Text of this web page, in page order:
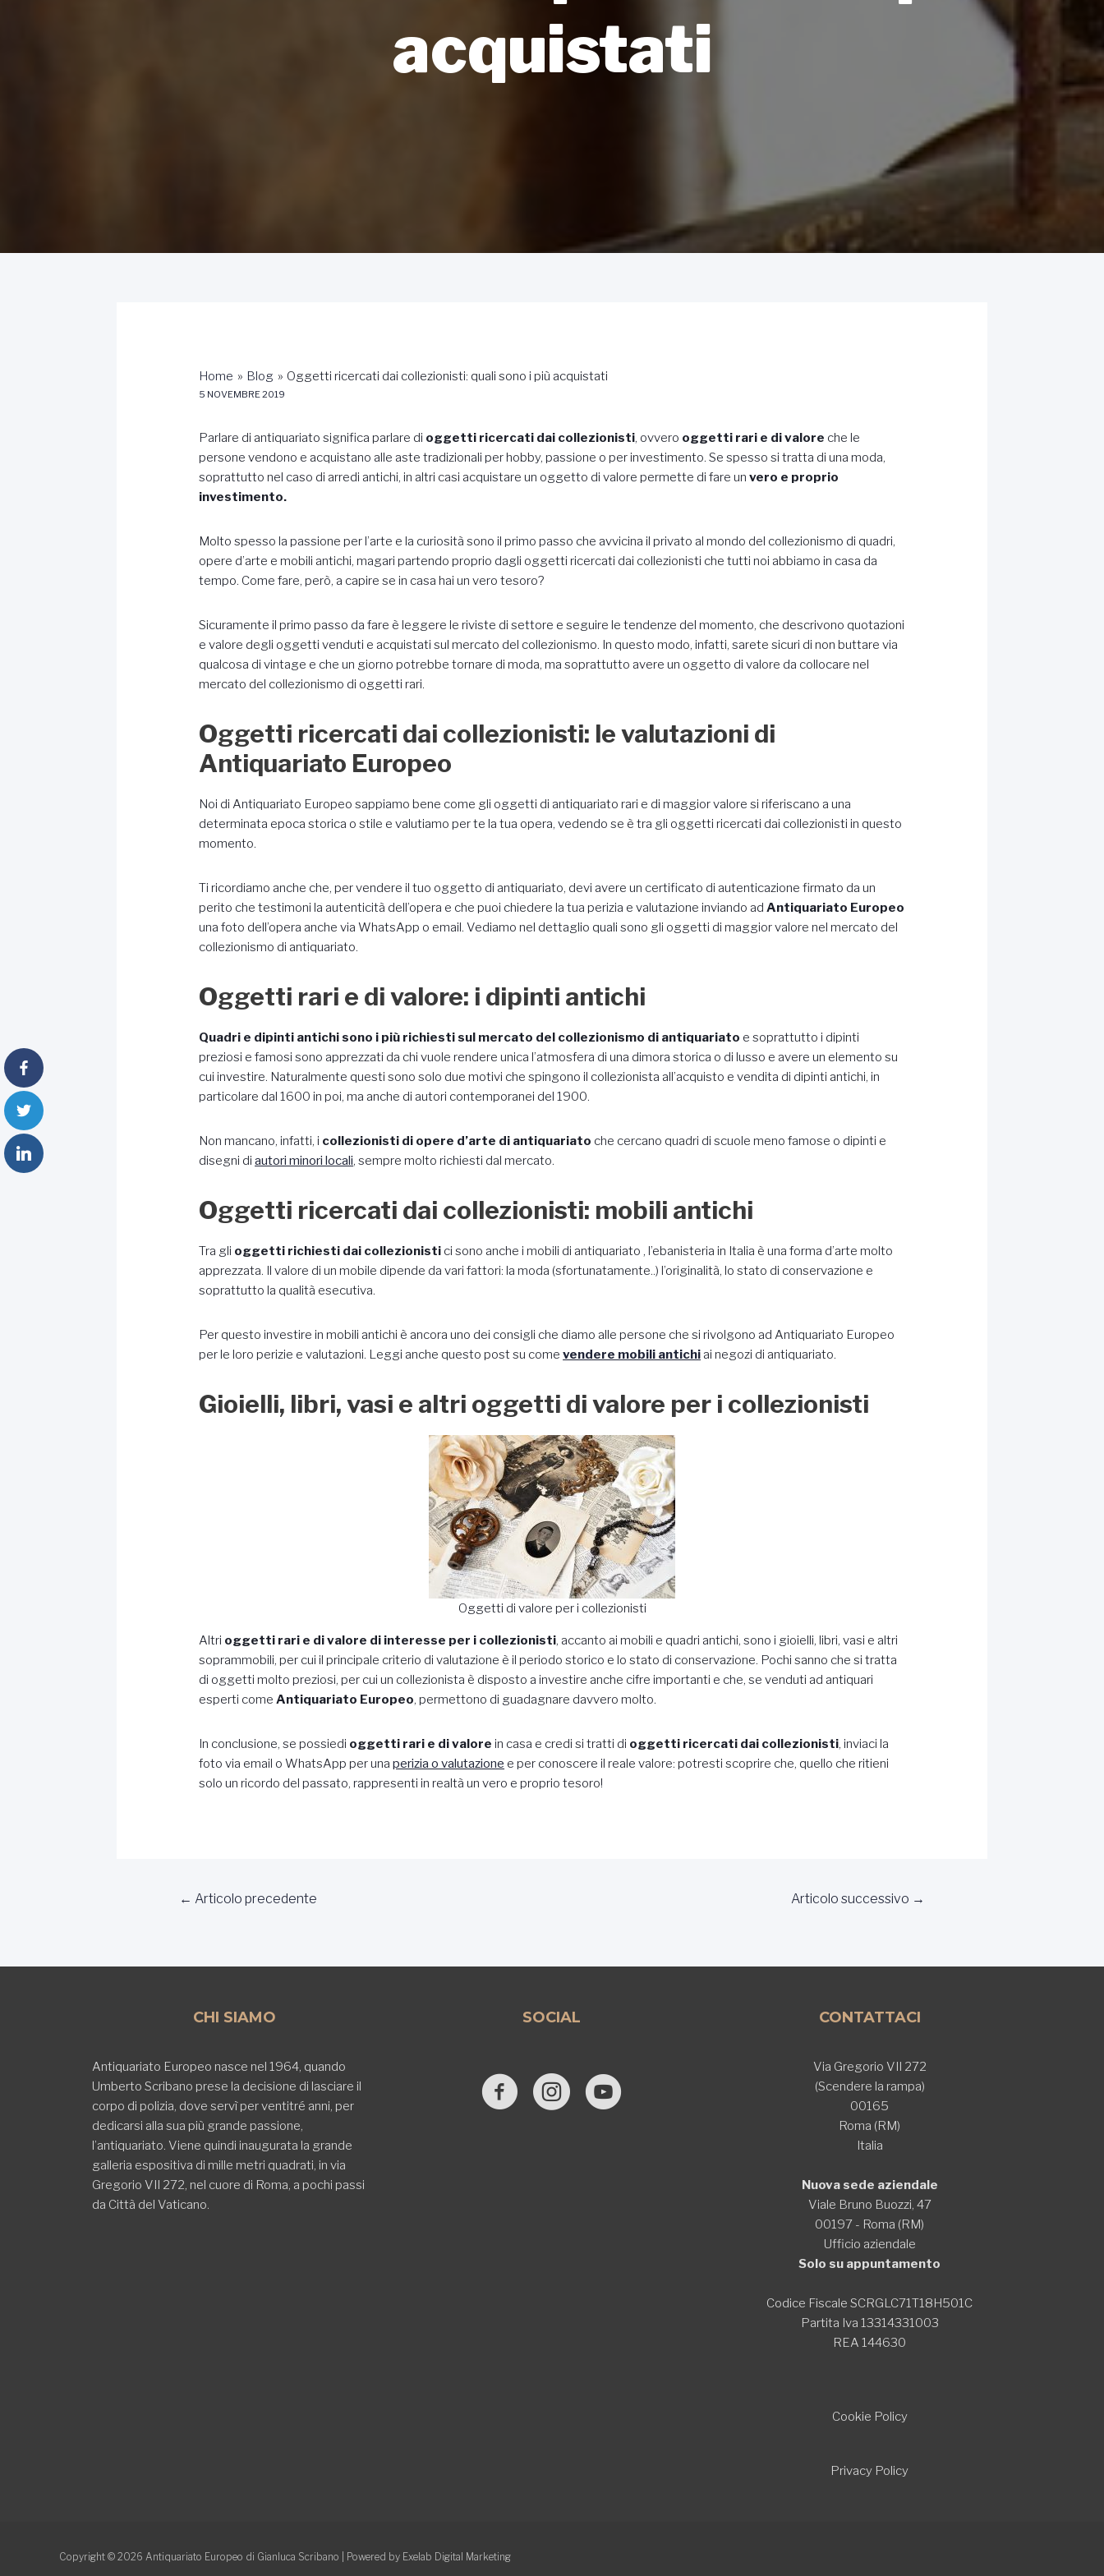
acquistati
Home Blog Oggetti ricercati dai collezionisti: quali sono i più acquistati
5 NOVEMBRE 2019
Parlare di antiquariato significa parlare di oggetti ricercati dai collezionisti, ovvero oggetti rari e di valore che le
persone vendono e acquistano alle aste tradizionali per hobby, passione o per investimento. Se spesso si tratta di una moda,
soprattutto nel caso di arredi antichi, in altri casi acquistare un oggetto di valore permette di fare unvero e proprio
investimento.
Molto spesso la passione per l’arte e la curiosità sono il primo passo che avvicina il privato al mondo del collezionismo di quadri,
opere d’arte e mobili antichi, magari partendo proprio dagli oggetti ricercati dai collezionisti che tutti noi abbiamo in casa da
tempo. Come fare, però, a capire se in casa hai un vero tesoro?
Sicuramente il primo passo da fare è leggere le riviste di settore e seguire le tendenze del momento, che descrivono quotazioni
e valore degli oggetti venduti e acquistati sul mercato del collezionismo. In questo modo, infatti, sarete sicuri di non buttare via
qualcosa di vintage e che un giorno potrebbe tornare di moda, ma soprattutto avere un oggetto di valore da collocare nel
mercato del collezionismo di oggetti rari.
Oggetti ricercati dai collezionisti: le valutazioni di
Antiquariato Europeo
Noi di Antiquariato Europeo sappiamo bene come gli oggetti di antiquariato rari e di maggior valore si riferiscano a una
determinata epoca storica o stile e valutiamo per te la tua opera, vedendo se è tra gli oggetti ricercati dai collezionisti in questo
momento.
Ti ricordiamo anche che, per vendere il tuo oggetto di antiquariato, devi avere un certificato di autenticazione firmato da un
perito che testimoni la autenticità dell’opera e che puoi chiedere la tua perizia e valutazione inviando ad Antiquariato Europeo
una foto dell’opera anche via WhatsApp o email. Vediamo nel dettaglio quali sono gli oggetti di maggior valore nel mercato del
collezionismo di antiquariato.
Oggetti rari e di valore: i dipinti antichi
Quadri e dipinti antichi sono i più richiesti sul mercato del collezionismo di antiquariato e soprattutto i dipinti
preziosi e famosi sono apprezzati da chi vuole rendere unica l’atmosfera di una dimora storica o di lusso e avere un elemento su
cui investire. Naturalmente questi sono solo due motivi che spingono il collezionista all’acquisto e vendita di dipinti antichi, in
particolare dal 1600 in poi, ma anche di autori contemporanei del 1900.
Non mancano, infatti, i collezionisti di opere d’arte di antiquariato che cercano quadri di scuole meno famose o dipinti e
disegni diautori minori locali, sempre molto richiesti dal mercato.
Oggetti ricercati dai collezionisti: mobili antichi
Tra gli oggetti richiesti dai collezionisti ci sono anche i mobili di antiquariato , l’ebanisteria in Italia è una forma d’arte molto
apprezzata. Il valore di un mobile dipende da vari fattori: la moda (sfortunatamente..) l’originalità, lo stato di conservazione e
soprattutto la qualità esecutiva.
Per questo investire in mobili antichi è ancora uno dei consigli che diamo alle persone che si rivolgono ad Antiquariato Europeo
per le loro perizie e valutazioni. Leggi anche questo post su comevendere mobili antichi ai negozi di antiquariato.
Gioielli, libri, vasi e altri oggetti di valore per i collezionisti
Oggetti di valore per i collezionisti
Altri oggetti rari e di valore di interesse per i collezionisti, accanto ai mobili e quadri antichi, sono i gioielli, libri, vasi e altri
soprammobili, per cui il principale criterio di valutazione è il periodo storico e lo stato di conservazione. Pochi sanno che si tratta
di oggetti molto preziosi, per cui un collezionista è disposto a investire anche cifre importanti e che, se venduti ad antiquari
esperti come Antiquariato Europeo, permettono di guadagnare davvero molto.
In conclusione, se possiedi oggetti rari e di valore in casa e credi si tratti di oggetti ricercati dai collezionisti, inviaci la
foto via email o WhatsApp per unaperizia o valutazione e per conoscere il reale valore: potresti scoprire che, quello che ritieni
solo un ricordo del passato, rappresenti in realtà un vero e proprio tesoro!
Navigazione
← Articolo precedente Articolo successivo →
CHI SIAMO
Antiquariato Europeo nasce nel 1964, quando
Umberto Scribano prese la decisione di lasciare il
corpo di polizia, dove servì per ventitré anni, per
dedicarsi alla sua più grande passione,
l’antiquariato. Viene quindi inaugurata la grande
galleria espositiva di mille metri quadrati, in via
Gregorio VII 272, nel cuore di Roma, a pochi passi
da Città del Vaticano.
SOCIAL CONTATTACI
Via Gregorio VII 272
(Scendere la rampa)
00165
Roma (RM)
Italia
Nuova sede aziendale
Viale Bruno Buozzi, 47
00197 - Roma (RM)
Ufficio aziendale
Solo su appuntamento
Codice Fiscale SCRGLC71T18H501C
Partita Iva 13314331003
REA 144630
Cookie Policy
Privacy Policy
Copyright © 2026 Antiquariato Europeo di Gianluca Scribano | Powered by Exelab Digital Marketing